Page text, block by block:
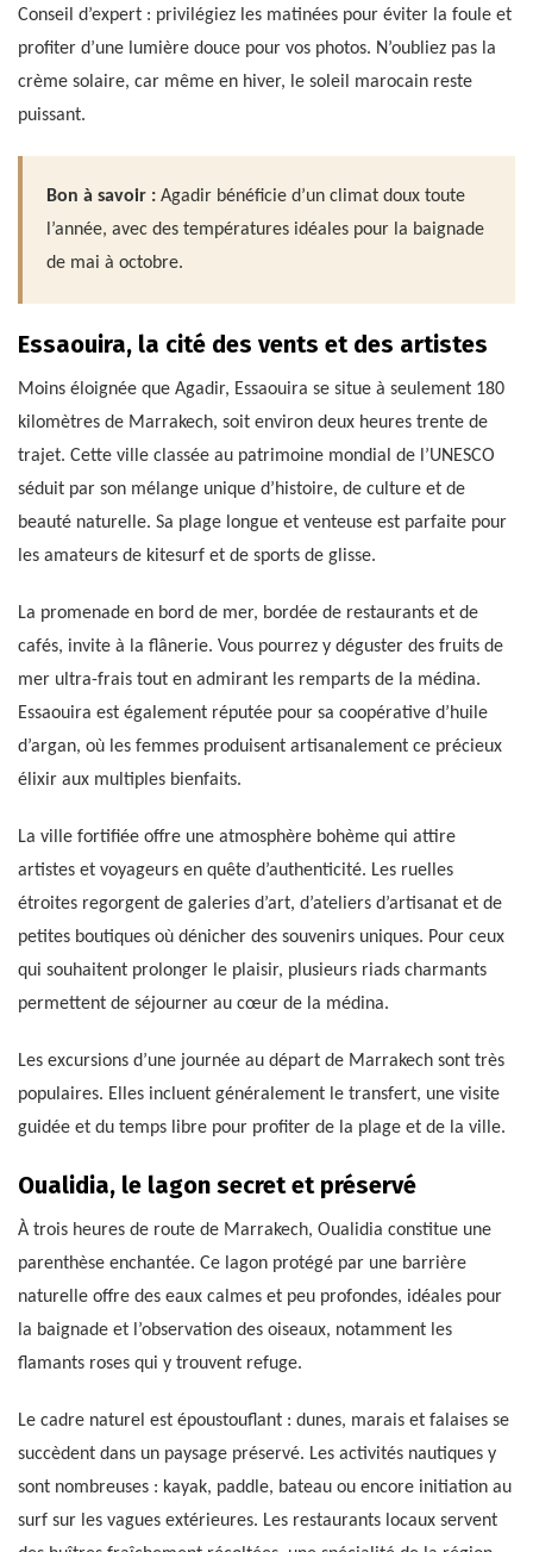
Conseil d’expert : privilégiez les matinées pour éviter la foule et
profiter d’une lumière douce pour vos photos. N’oubliez pas la
crème solaire, car même en hiver, le soleil marocain reste
puissant.
Bon à savoir : Agadir bénéficie d’un climat doux toute
l’année, avec des températures idéales pour la baignade
de mai à octobre.
Essaouira, la cité des vents et des artistes
Moins éloignée que Agadir, Essaouira se situe à seulement 180
kilomètres de Marrakech, soit environ deux heures trente de
trajet. Cette ville classée au patrimoine mondial de l’UNESCO
séduit par son mélange unique d’histoire, de culture et de
beauté naturelle. Sa plage longue et venteuse est parfaite pour
les amateurs de kitesurf et de sports de glisse.
La promenade en bord de mer, bordée de restaurants et de
cafés, invite à la flânerie. Vous pourrez y déguster des fruits de
mer ultra-frais tout en admirant les remparts de la médina.
Essaouira est également réputée pour sa coopérative d’huile
d’argan, où les femmes produisent artisanalement ce précieux
élixir aux multiples bienfaits.
La ville fortifiée offre une atmosphère bohème qui attire
artistes et voyageurs en quête d’authenticité. Les ruelles
étroites regorgent de galeries d’art, d’ateliers d’artisanat et de
petites boutiques où dénicher des souvenirs uniques. Pour ceux
qui souhaitent prolonger le plaisir, plusieurs riads charmants
permettent de séjourner au cœur de la médina.
Les excursions d’une journée au départ de Marrakech sont très
populaires. Elles incluent généralement le transfert, une visite
guidée et du temps libre pour profiter de la plage et de la ville.
Oualidia, le lagon secret et préservé
À trois heures de route de Marrakech, Oualidia constitue une
parenthèse enchantée. Ce lagon protégé par une barrière
naturelle offre des eaux calmes et peu profondes, idéales pour
la baignade et l’observation des oiseaux, notamment les
flamants roses qui y trouvent refuge.
Le cadre naturel est époustouflant : dunes, marais et falaises se
succèdent dans un paysage préservé. Les activités nautiques y
sont nombreuses : kayak, paddle, bateau ou encore initiation au
surf sur les vagues extérieures. Les restaurants locaux servent